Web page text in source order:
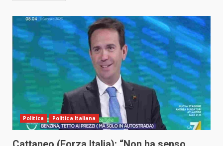
Politica Politica Italiana